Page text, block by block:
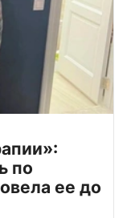
по
ее до